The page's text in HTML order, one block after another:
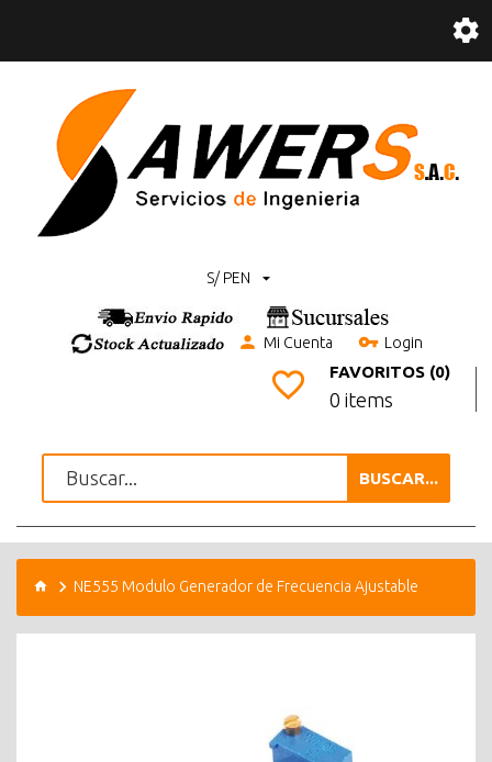
S/ PEN
Mi Cuenta Login
FAVORITOS (0)
0 items
BUSCAR...
NE555 Modulo Generador de Frecuencia Ajustable